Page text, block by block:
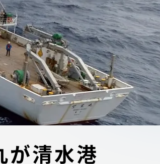
が清水港
ーツインフォ
チャレ
研修航海
リア就職（学内向け情報）